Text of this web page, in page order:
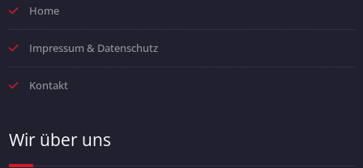
Home
Impressum & Datenschutz
Kontakt
Wir über uns